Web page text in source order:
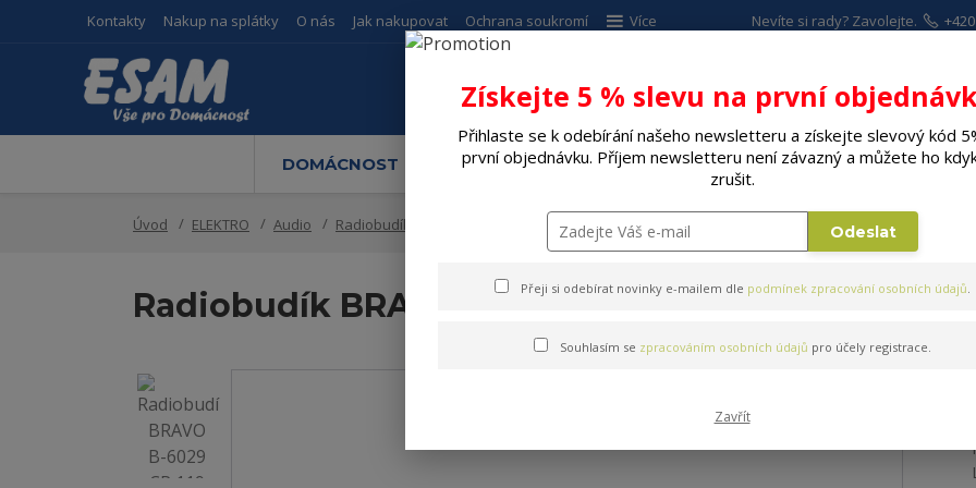
Kontakty Nakup na splátky O nás Jak nakupovat Ochrana soukromí Více
Hledat
Nevíte si rady? Zavolejte.
DOMÁCNOST MALÉ SPOTŘEBIČE ELEKTRO DÍLNA A
Úvod ELEKTRO Audio Radiobudíky Radiobudík BRAVO B-6029 CR 119 PL
Radiobudík BRAVO B-6029 CR 119 PL
Získejte 5 % slevu na první
Přihlaste se k odebírání našeho newsletteru a získejte slevový kód
první objednávku. Příjem newsletteru není závazný a můžete ho
zrušit.
Odeslat
Přeji si odebírat novinky e-mailem dle podmínek zpracování osobních údajů.
Souhlasím se zpracováním osobních údajů pro účely registrace.
Zavřít